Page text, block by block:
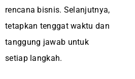
rencana bisnis. Selanjutnya,
tetapkan tenggat waktu dan
tanggung jawab untuk
setiap langkah.